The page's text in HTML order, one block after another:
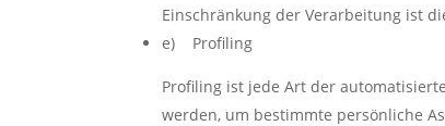
Einschränkung der Verarbeitung ist
e) Profiling
Profiling ist jede Art der
werden, um bestimmte persönliche